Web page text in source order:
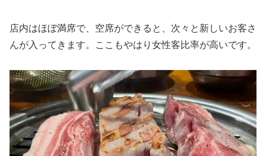
店内はほぼ満席で、空席ができると、次々と新しいお客さ
んが入ってきます。ここもやはり女性客比率が高いです。